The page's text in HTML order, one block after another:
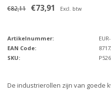
€82,11 €73,91 Excl. btw
Artikelnummer:
EAN Code:
SKU:
De industrierollen zijn van goede